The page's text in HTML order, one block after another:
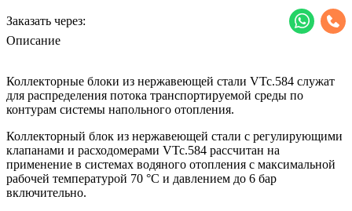
Заказать через:
Описание
Коллекторные блоки из нержавеющей стали VTc.584 служат
для распределения потока транспортируемой среды по
контурам системы напольного отопления.
Коллекторный блок из нержавеющей стали с регулирующими
клапанами и расходомерами VTc.584 рассчитан на
применение в системах водяного отопления с максимальной
рабочей температурой 70 °C и давлением до 6 бар
включительно.